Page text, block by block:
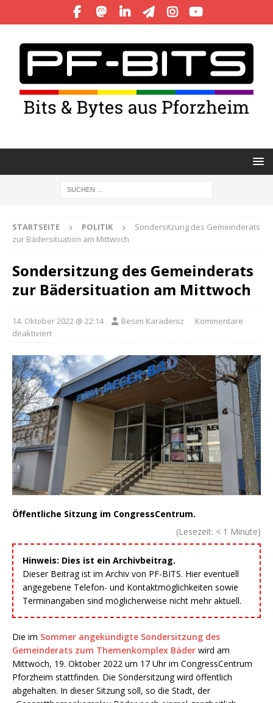
STARTSEITE POLITIK
Sondersitzung des Gemeinderats
zur Bädersituation am Mittwoch
Sondersitzung des Gemeinderats
zur Bädersituation am Mittwoch
14. Oktober 2022 @ 22:14 Besim Karadeniz
Kommentare
deaktiviert
Öffentliche Sitzung im CongressCentrum.
(Lesezeit: < 1 Minute)
Hinweis: Dies ist ein Archivbeitrag.
Dieser Beitrag ist im Archiv von PF-BITS. Hier eventuell
angegebene Telefon- und Kontaktmöglichkeiten sowie
Terminangaben sind möglicherweise nicht mehr aktuell.
Die im Sommer angekündigte Sondersitzung des
Gemeinderats zum Themenkomplex Bäder wird am
Mittwoch, 19. Oktober 2022 um 17 Uhr im CongressCentrum
Pforzheim stattfinden. Die Sondersitzung wird öffentlich
abgehalten. In dieser Sitzung soll, so die Stadt, der